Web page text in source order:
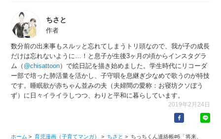
ちさと
作者
数分前の出来事もスルッと忘れてしまうトリ頭なので、我が子の成長
だけは忘れないように…！と息子が生後3ヶ月の頃からインスタグラ
ム（ @chisattoon）で絵日記を描き始めました。学生時代にリコーダ
ー部で培った肺活量を活かし、子守唄を息継ぎ少なめで歌うのが特技
です。睡眠欲が赤ちゃん並みの夫（夫婦間の愛称：お寝坊クソぼう
ず）に日々イライラしつつ、わりと平和に暮らしています。
2019年2月24日
ホーム > 育児漫画（子育てマンガ） > ちさと > ちっちくん連絡帳#6「将来、